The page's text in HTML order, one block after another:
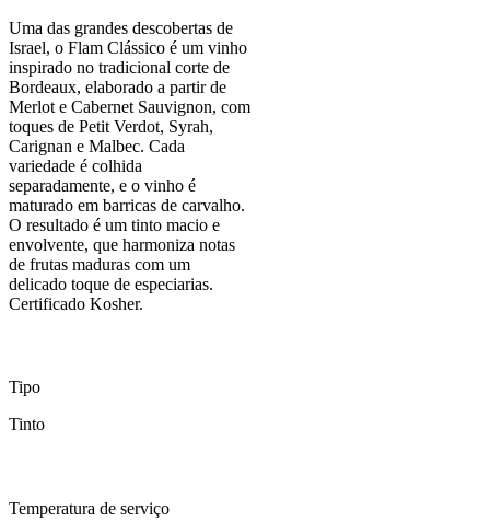
Uma das grandes descobertas de
Israel, o Flam Clássico é um vinho
inspirado no tradicional corte de
Bordeaux, elaborado a partir de
Merlot e Cabernet Sauvignon, com
toques de Petit Verdot, Syrah,
Carignan e Malbec. Cada
variedade é colhida
separadamente, e o vinho é
maturado em barricas de carvalho.
O resultado é um tinto macio e
envolvente, que harmoniza notas
de frutas maduras com um
delicado toque de especiarias.
Certificado Kosher.
Tipo
Tinto
Temperatura de serviço